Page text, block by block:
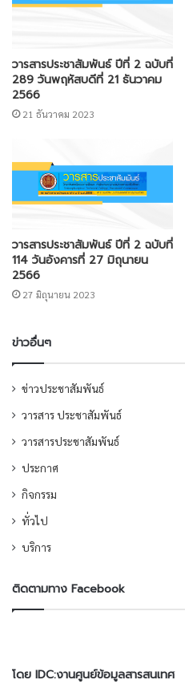
วารสารประชาสัมพันธ์ ปีที่ 2 ฉบับที่
289 วันพฤหัสบดีที่ 21 ธันวาคม
2566
21 ธันวาคม 2023
วารสารประชาสัมพันธ์ ปีที่ 2 ฉบับที่
114 วันอังคารที่ 27 มิถุนายน
2566
27 มิถุนายน 2023
ข่าวอื่นๆ
ข่าวประชาสัมพันธ์
วารสาร ประชาสัมพันธ์
วารสารประชาสัมพันธ์
ประกาศ
กิจกรรม
ทั่วไป
บริการ
ติดตามทาง Facebook
โดย IDC:งานศูนย์ข้อมูลสารสนเทศ